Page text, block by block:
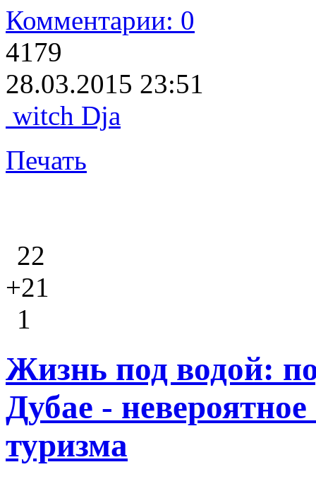
Комментарии: 0
4179
28.03.2015 23:51
witch Dja
Печать
22
+21
1
Жизнь под водой:
Дубае -
туризма